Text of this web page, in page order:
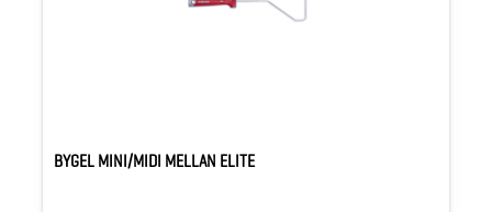
BYGEL MINI/MIDI MELLAN ELITE